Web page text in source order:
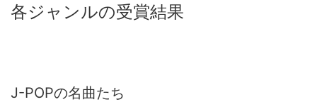
各ジャンルの受賞結果
J-POPの名曲たち